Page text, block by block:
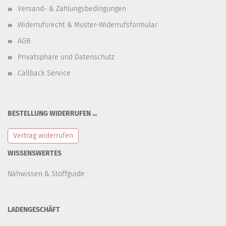
Versand- & Zahlungsbedingungen
Widerrufsrecht & Muster-Widerrufsformular
AGB
Privatsphäre und Datenschutz
Callback Service
BESTELLUNG WIDERRUFEN ...
Vertrag widerrufen
WISSENSWERTES
Nähwissen & Stoffguide
LADENGESCHÄFT